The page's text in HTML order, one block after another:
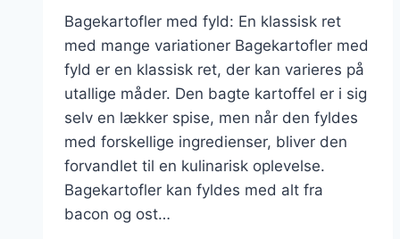
Bagekartofler med fyld: En klassisk ret
med mange variationer Bagekartofler med
fyld er en klassisk ret, der kan varieres på
utallige måder. Den bagte kartoffel er i sig
selv en lækker spise, men når den fyldes
med forskellige ingredienser, bliver den
forvandlet til en kulinarisk oplevelse.
Bagekartofler kan fyldes med alt fra
bacon og ost…